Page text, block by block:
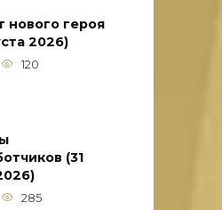
нового героя
2026)
120
(31
285